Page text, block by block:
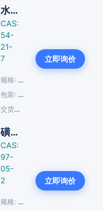
水杨酸钠
CAS:
54-
21-
7
规格:
99.0%-101.0%
包装:
25 KG/纸板桶
交货周期:
立即询价
磺基水杨酸
CAS:
97-
05-
2
规格:
≥98.0%
立即询价